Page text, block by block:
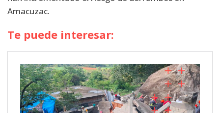
Amacuzac.
Te puede interesar: